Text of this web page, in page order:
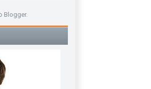
Blogger.